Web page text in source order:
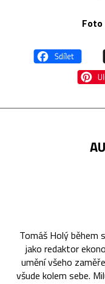
Foto
Tomáš Holý během
jako redaktor
umění všeho
všude kolem sebe.